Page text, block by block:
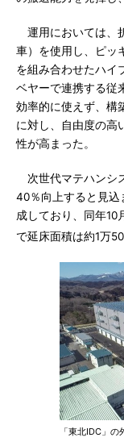
運用においては、
車）を使用し、ピッ
を組み合わせたハイ
ベヤーで連携する従
効率的に使えず、構
に対し、自由度の高
性が高まった。
次世代マテハンシ
40％向上すると見込
成しており、同年10
で延床面積は約1万
「東北IDC」